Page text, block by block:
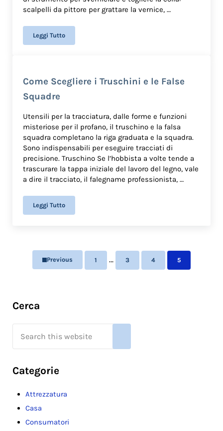
scalpelli da pittore per grattare la vernice, …
Leggi TuttoCome Scegliere Raschietti e Rasiere
Come Scegliere i Truschini e le False
Squadre
Utensili per la tracciatura, dalle forme e funzioni
misteriose per il profano, il truschino e la falsa
squadra completano la riga graduata e la squadra.
Sono indispensabili per eseguire tracciati di
precisione. Truschino Se l’hobbista a volte tende a
trascurare la tappa iniziale del lavoro del legno, vale
a dire il tracciato, il falegname professionista, …
Leggi TuttoCome Scegliere i Truschini e le False Squadre
Previous Page
1 Interim pages omitted
… Page
3 Page
4 Page
5
Sidebar
Cerca
Categorie
Attrezzatura
Casa
Consumatori